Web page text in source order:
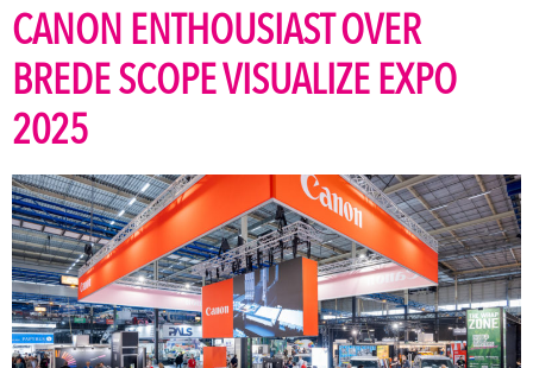
CANON ENTHOUSIAST OVER
BREDE SCOPE VISUALIZE EXPO
2025